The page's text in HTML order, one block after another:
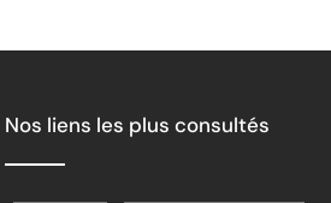
Nos liens les plus consultés